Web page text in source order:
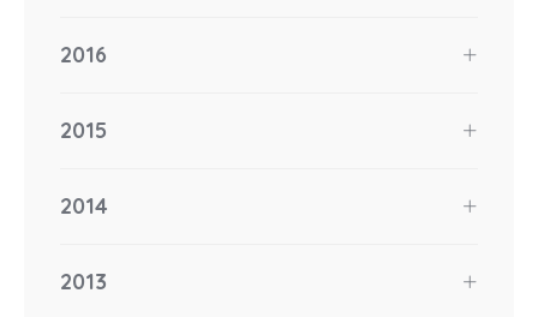
2016
2015
2014
2013